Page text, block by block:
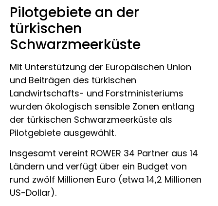
Pilotgebiete an der
türkischen
Schwarzmeerküste
Mit Unterstützung der Europäischen Union
und Beiträgen des türkischen
Landwirtschafts- und Forstministeriums
wurden ökologisch sensible Zonen entlang
der türkischen Schwarzmeerküste als
Pilotgebiete ausgewählt.
Insgesamt vereint ROWER 34 Partner aus 14
Ländern und verfügt über ein Budget von
rund zwölf Millionen Euro (etwa 14,2 Millionen
US-Dollar).